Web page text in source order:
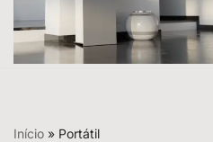
Início » Portátil